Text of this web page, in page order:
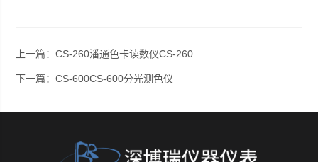
上一篇：CS-260潘通色卡读数仪CS-260
下一篇：CS-600CS-600分光测色仪